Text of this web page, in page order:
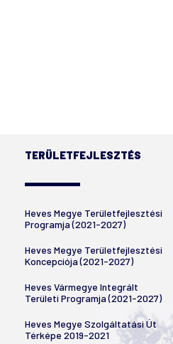
TERÜLETFEJLESZTÉS
Heves Megye Területfejlesztési
Programja (2021-2027)
Heves Megye Területfejlesztési
Koncepciója (2021-2027)
Heves Vármegye Integrált
Területi Programja (2021-2027)
Heves Megye Szolgáltatási Út
Térképe 2019-2021